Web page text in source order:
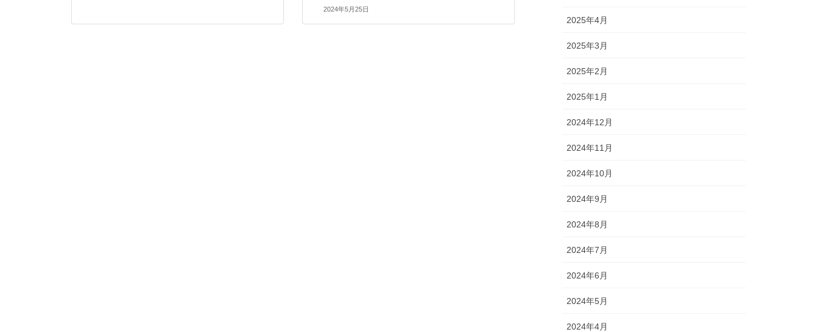
2024年5月25日
2025年4月
2025年3月
2025年2月
2025年1月
2024年12月
2024年11月
2024年10月
2024年9月
2024年8月
2024年7月
2024年6月
2024年5月
2024年4月